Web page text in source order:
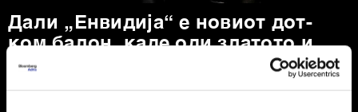
Дали „Енвидија“ е новиот дот-
ком балон, каде оди златото и
што планира Фед
Пазарите оваа недела беа обележани со големи